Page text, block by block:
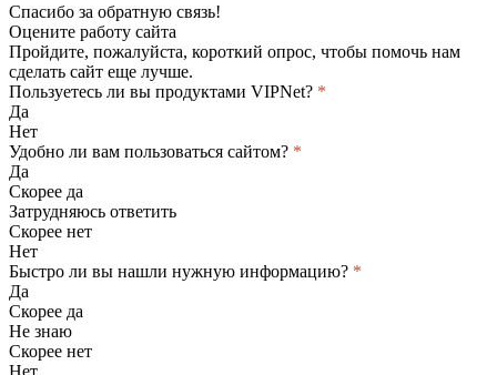
Спасибо за обратную связь!
Оцените работу сайта
Пройдите, пожалуйста, короткий опрос, чтобы помочь нам
сделать сайт еще лучше.
Пользуетесь ли вы продуктами VIPNet? *
Да
Нет
Удобно ли вам пользоваться сайтом? *
Да
Скорее да
Затрудняюсь ответить
Скорее нет
Нет
Быстро ли вы нашли нужную информацию? *
Да
Скорее да
Не знаю
Скорее нет
Нет